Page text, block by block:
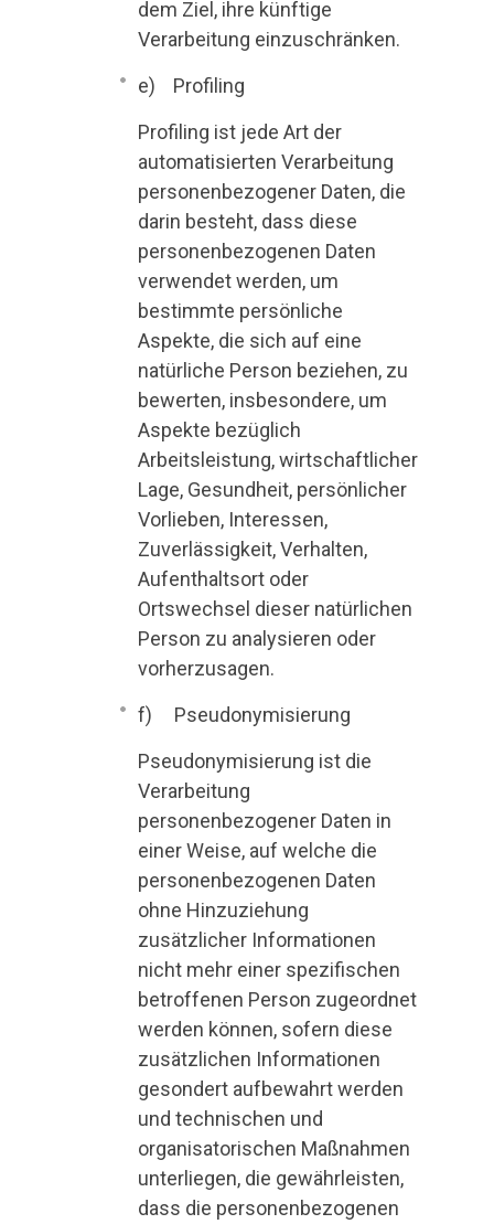
dem Ziel, ihre künftige
Verarbeitung einzuschränken.
e) Profiling
Profiling ist jede Art der
automatisierten Verarbeitung
personenbezogener Daten, die
darin besteht, dass diese
personenbezogenen Daten
verwendet werden, um
bestimmte persönliche
Aspekte, die sich auf eine
natürliche Person beziehen, zu
bewerten, insbesondere, um
Aspekte bezüglich
Arbeitsleistung, wirtschaftlicher
Lage, Gesundheit, persönlicher
Vorlieben, Interessen,
Zuverlässigkeit, Verhalten,
Aufenthaltsort oder
Ortswechsel dieser natürlichen
Person zu analysieren oder
vorherzusagen.
f) Pseudonymisierung
Pseudonymisierung ist die
Verarbeitung
personenbezogener Daten in
einer Weise, auf welche die
personenbezogenen Daten
ohne Hinzuziehung
zusätzlicher Informationen
nicht mehr einer spezifischen
betroffenen Person zugeordnet
werden können, sofern diese
zusätzlichen Informationen
gesondert aufbewahrt werden
und technischen und
organisatorischen Maßnahmen
unterliegen, die gewährleisten,
dass die personenbezogenen